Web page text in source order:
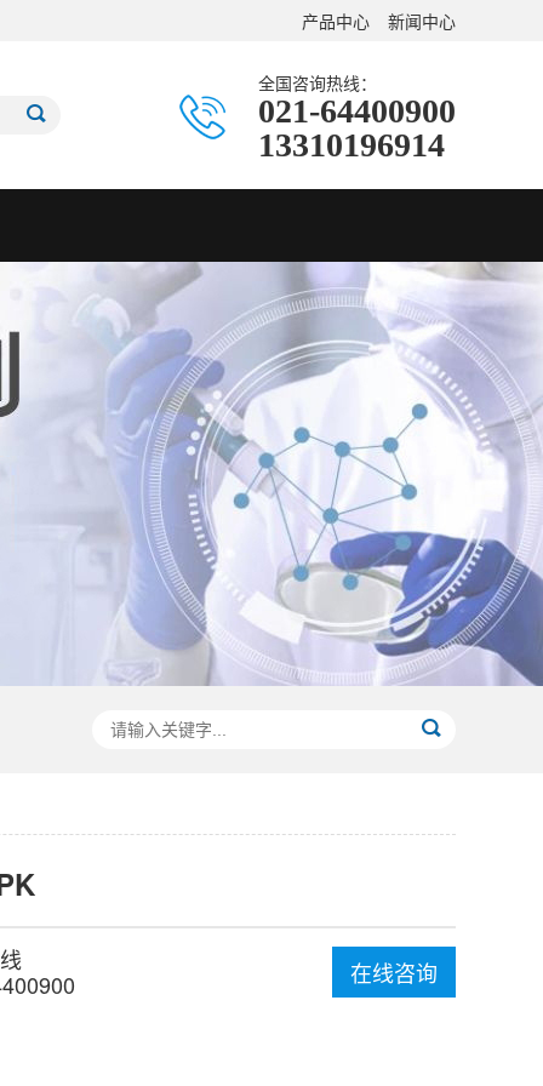
产品中心 新闻中心
全国咨询热线：
021-64400900
13310196914
在线咨询